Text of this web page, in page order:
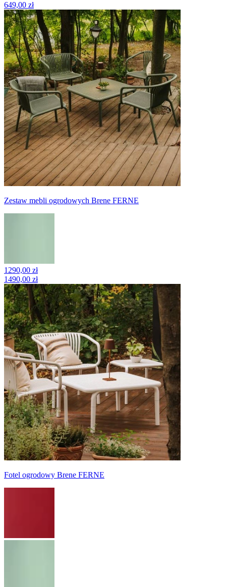
649,00 zł
Zestaw mebli ogrodowych Brene FERNE
1290,00 zł
1490,00 zł
Fotel ogrodowy Brene FERNE